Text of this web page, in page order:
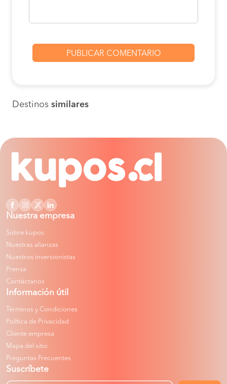
Destinos similares
Nuestra empresa
Sobre kupos
Nuestras alianzas
Nuestros inversionistas
Prensa
Contáctanos
Información útil
Términos y Condiciones
Política de Privacidad
Cliente empresa
Mapa del sitio
Preguntas Frecuentes
Suscríbete